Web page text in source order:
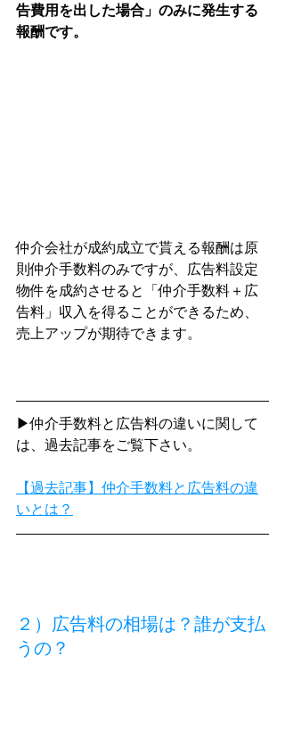
告費用を出した場合」のみに発生する
報酬です。
仲介会社が成約成立で貰える報酬は原
則仲介手数料のみですが、広告料設定
物件を成約させると「仲介手数料＋広
告料」収入を得ることができるため、
売上アップが期待できます。
▶仲介手数料と広告料の違いに関して
は、過去記事をご覧下さい。
【過去記事】仲介手数料と広告料の違
いとは？
２）広告料の相場は？誰が支払
うの？